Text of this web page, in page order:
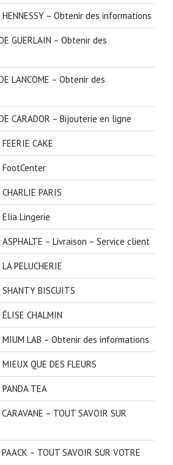
– Obtenir des informations
GUERLAIN – Obtenir des
LANCOME – Obtenir des
CARADOR – Bijouterie en ligne
CAKE
FootCenter
PARIS
Lingerie
– Livraison – Service client
PELUCHERIE
BISCUITS
CHALMIN
LAB – Obtenir des informations
QUE DES FLEURS
TEA
– TOUT SAVOIR SUR
– TOUT SAVOIR SUR VOTRE